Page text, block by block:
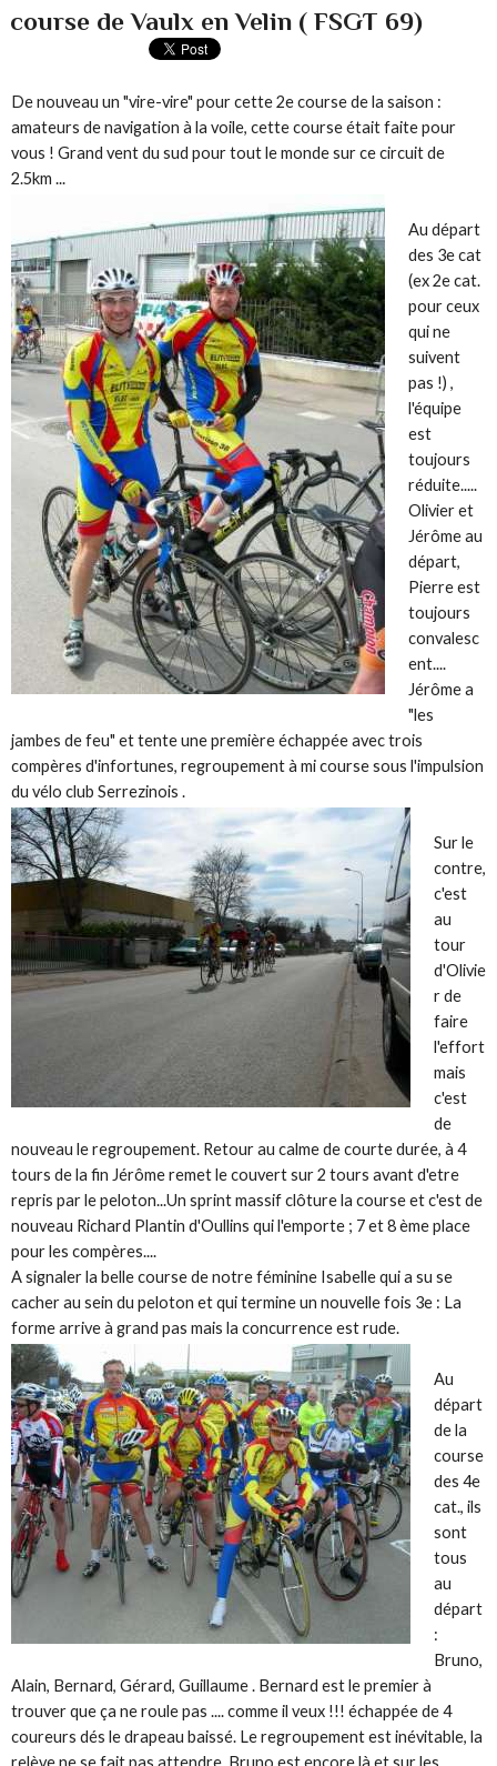
course de Vaulx en Velin ( FSGT 69)
De nouveau un "vire-vire" pour cette 2e course de la saison :
amateurs de navigation à la voile, cette course était faite pour
vous ! Grand vent du sud pour tout le monde sur ce circuit de
2.5km ...
Au départ
des 3e cat
(ex 2e cat.
pour ceux
qui ne
suivent
pas !) ,
l'équipe
est
toujours
réduite.....
Olivier et
Jérôme au
départ,
Pierre est
toujours
convalesc
ent....
Jérôme a
"les
jambes de feu" et tente une première échappée avec trois
compères d'infortunes, regroupement à mi course sous l'impulsion
du vélo club Serrezinois .
Sur le
contre,
c'est
au
tour
d'Olivie
r de
faire
l'effort
mais
c'est
de
nouveau le regroupement. Retour au calme de courte durée, à 4
tours de la fin Jérôme remet le couvert sur 2 tours avant d'etre
repris par le peloton...Un sprint massif clôture la course et c'est de
nouveau Richard Plantin d'Oullins qui l'emporte ; 7 et 8 ème place
pour les compères....
A signaler la belle course de notre féminine Isabelle qui a su se
cacher au sein du peloton et qui termine un nouvelle fois 3e : La
forme arrive à grand pas mais la concurrence est rude.
Au
départ
de la
course
des 4e
cat., ils
sont
tous
au
départ
:
Bruno,
Alain, Bernard, Gérard, Guillaume . Bernard est le premier à
trouver que ça ne roule pas .... comme il veux !!! échappée de 4
coureurs dés le drapeau baissé. Le regroupement est inévitable, la